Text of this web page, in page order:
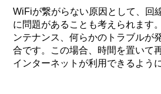
WiFiが繋がらない原因として、回
に問題があることも考えられます
ンテナンス、何らかのトラブルが
合です。この場合、時間を置いて
インターネットが利用できるよう